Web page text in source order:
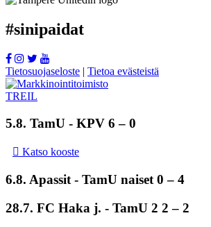
#sinipaidat
Tietosuojaseloste | Tietoa evästeistä
5.8. TamU - KPV 6 – 0
Katso kooste
6.8. Apassit - TamU naiset 0 – 4
28.7. FC Haka j. - TamU 2 2 – 2